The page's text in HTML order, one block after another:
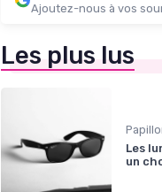
Ajoutez-nous à vos
Les plus lus
Les
un